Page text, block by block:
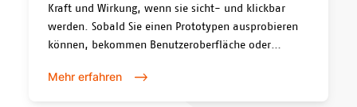
Kraft und Wirkung, wenn sie sicht- und klickbar
werden. Sobald Sie einen Prototypen ausprobieren
können, bekommen Benutzeroberfläche oder
greifbarer. Im Rahmen eines Design Thinking
Prozesses werden Ideen rasch zum Leben erweckt
Mehr erfahren